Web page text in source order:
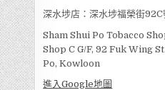
深水埗店：深水埗福榮街92C
Sham Shui Po Tobacco
Shop C G/F, 92 Fuk Wing
Po, Kowloon
進入Google地圖